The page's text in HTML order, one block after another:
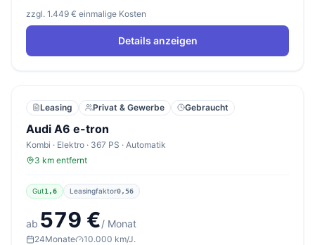
zzgl. 1.449 € einmalige Kosten
Details anzeigen
Leasing Privat & Gewerbe Gebraucht
Audi A6 e-tron
Kombi · Elektro · 367 PS · Automatik
3 km entfernt
Gut1,6 Leasingfaktor0,56
ab 579 €/ Monat
24Monate
10.000 km/J.